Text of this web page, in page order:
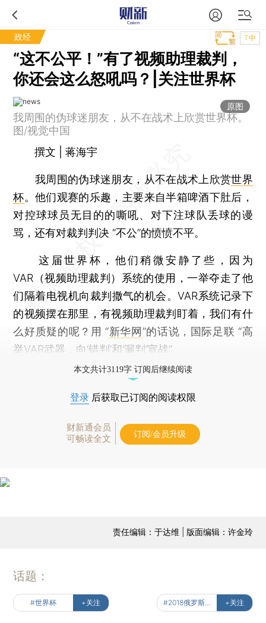
政经 T中
“这不公平！”有了视频助理裁判，
你还会这么怒吼吗？|关注世界杯
原图
我周围的伪球迷朋友，从不在战术上欣赏世界杯。
图/视觉中国
撰文 | 蒋海宇
我周围的伪球迷朋友，从不在战术上欣赏世界
杯。他们观赛的乐趣，主要来自半箱啤酒下肚后，
对控球球员无目的的嘶吼、对下注球队丢球的谩
骂，还有对裁判判决 “不公”的愤愤不平。
这届世界杯，他们稍微安静了些，因为
VAR（视频助理裁判）系统的使用，一举夺走了他
们隔着电视机向裁判撒气的机会。VAR系统记录下
的视频摆在那里，有视频助理裁判盯着，我们有什
么好质疑的呢？用 “新华网”的话说，国际足联 “高
举VAR武器，向‘错判’和‘漏判’宣战”。
本文共计3119字 订阅后继续阅读
登录 后获取已订阅的阅读权限
财新通会员
可畅读全文
订阅/会员升级
责任编辑：于达维 | 版面编辑：许金玲
话题：
#世界杯 +关注 #2018俄罗斯世界杯 +关注